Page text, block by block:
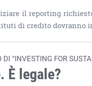
il reporting
di credito dovranno
"INVESTING FOR
È legale?